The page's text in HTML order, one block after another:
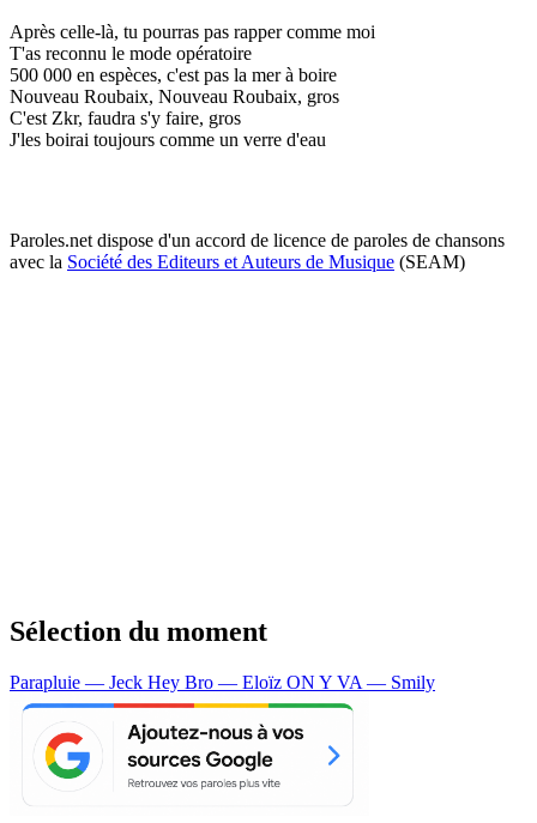
Après celle-là, tu pourras pas rapper comme moi
T'as reconnu le mode opératoire
500 000 en espèces, c'est pas la mer à boire
Nouveau Roubaix, Nouveau Roubaix, gros
C'est Zkr, faudra s'y faire, gros
J'les boirai toujours comme un verre d'eau
Paroles.net dispose d'un accord de licence de paroles de chansons
avec la Société des Editeurs et Auteurs de Musique (SEAM)
Sélection du moment
Parapluie — Jeck Hey Bro — Eloïz ON Y VA — Smily